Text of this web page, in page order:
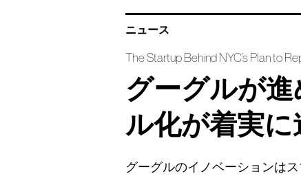
ニュース
The Startup Behind NYC’s Plan to
グーグルが
ル化が着実に
グーグルのイノベーションは